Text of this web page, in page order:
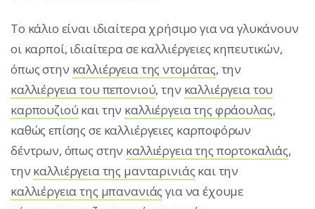
Το κάλιο είναι ιδιαίτερα χρήσιμο για να γλυκάνουν
οι καρποί, ιδιαίτερα σε καλλιέργειες κηπευτικών,
όπως στην καλλιέργεια της ντομάτας, την
καλλιέργεια του πεπονιού, την καλλιέργεια του
καρπουζιού και την καλλιέργεια της φράουλας,
καθώς επίσης σε καλλιέργειες καρποφόρων
δέντρων, όπως στην καλλιέργεια της πορτοκαλιάς,
την καλλιέργεια της μανταρινιάς και την
καλλιέργεια της μπανανιάς για να έχουμε